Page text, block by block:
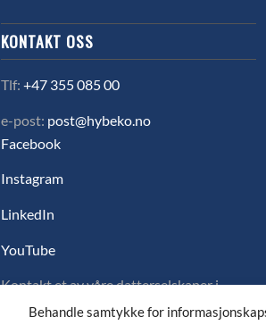
Behandle samtykke for
KONTAKT OSS
Tlf:+47 355 085 00
e-post: post@hybeko.no
Facebook
Instagram
LinkedIn
YouTube
Kontakt et av våre datterselskaper i
Sverige, Danmark eller Finland ved å